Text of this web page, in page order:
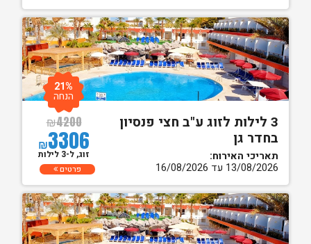
3 לילות לזוג ע"ב חצי פנסיון
בחדר גן
תאריכי האירוח:
13/08/2026 עד 16/08/2026
₪4200
₪3306
21%
הנחה
זוג, ל-3 לילות
פרטים